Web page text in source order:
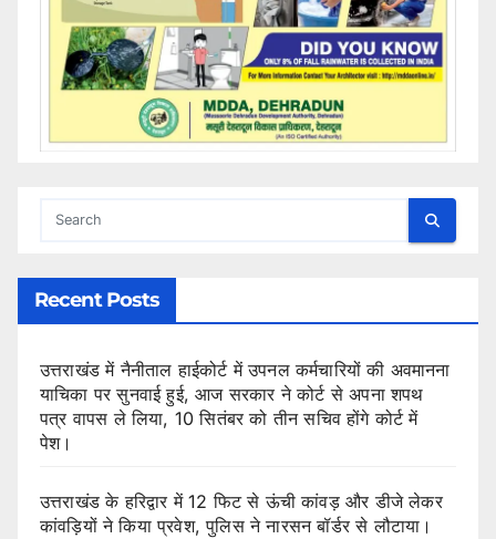
Recent Posts
उत्तराखंड में नैनीताल हाईकोर्ट में उपनल कर्मचारियों की अवमानना
याचिका पर सुनवाई हुई, आज सरकार ने कोर्ट से अपना शपथ
पत्र वापस ले लिया, 10 सितंबर को तीन सचिव होंगे कोर्ट में
पेश।
उत्तराखंड के हरिद्वार में 12 फिट से ऊंची कांवड़ और डीजे लेकर
कांवड़ियों ने किया प्रवेश, पुलिस ने नारसन बॉर्डर से लौटाया।